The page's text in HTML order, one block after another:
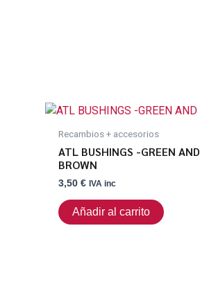
Recambios + accesorios
ATL BUSHINGS -GREEN AND
BROWN
3,50€ IVA inc
Añadir al carrito